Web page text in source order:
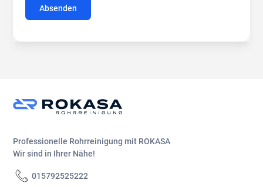
Professionelle Rohrreinigung mit ROKASA
Wir sind in Ihrer Nähe!
015792525222